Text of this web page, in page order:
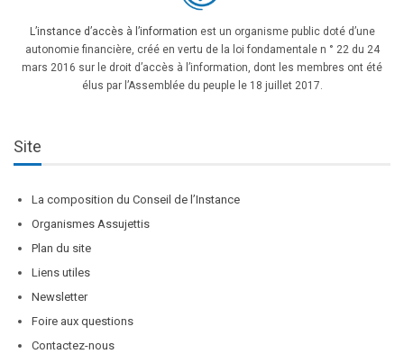
L’instance d’accès à l’information est un organisme public doté d’une
autonomie financière, créé en vertu de la loi fondamentale n ° 22 du 24
mars 2016 sur le droit d’accès à l’information, dont les membres ont été
élus par l’Assemblée du peuple le 18 juillet 2017.
Site
La composition du Conseil de l’Instance
Organismes Assujettis
Plan du site
Liens utiles
Newsletter
Foire aux questions
Contactez-nous